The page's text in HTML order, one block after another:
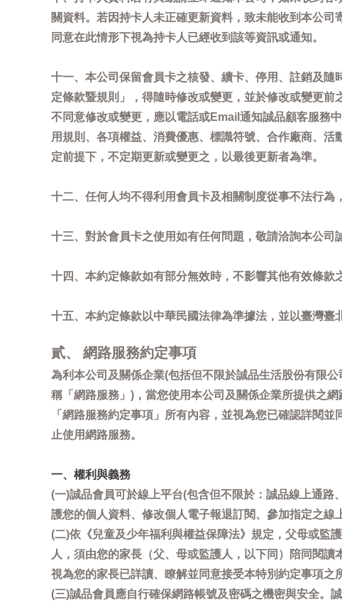
關資料。若因持卡人未正確更新資料，致未能收到本公
同意在此情形下視為持卡人已經收到該等資訊或通知。
十一、本公司保留會員卡之核發、續卡、停用、註銷及
定條款暨規則」，得隨時修改或變更，並於修改或變更
不同意修改或變更，應以電話或Email通知誠品顧客服務
用規則、各項權益、消費優惠、標識符號、合作廠商、
定前提下，不定期更新或變更之，以最後更新者為準。
十二、任何人均不得利用會員卡及相關制度從事不法行為
十三、對於會員卡之使用如有任何問題，敬請洽詢本公司
十四、本約定條款如有部分無效時，不影響其他有效條款
十五、本約定條款以中華民國法律為準據法，並以臺灣臺
貳、 網路服務約定事項
為利本公司及關係企業(包括但不限於誠品生活股份有限
稱「網路服務」)，當您使用本公司及關係企業所提供之
「網路服務約定事項」所有內容，並視為您已確認詳閱
止使用網路服務。
一、權利與義務
(一)誠品會員可於線上平台(包含但不限於：誠品線上通
護您的個人資料、修改個人電子報退訂閱、參加指定之線
(二)依《兒童及少年福利與權益保障法》規定，父母或監
人，須由您的家長（父、母或監護人，以下同）陪同閱
視為您的家長已詳讀、瞭解並同意接受本特別約定事項之
(三)誠品會員應自行確保網路帳號及密碼之機密與安全。